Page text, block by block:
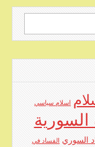
اسلام سياسي
السورية
السوري الفساد في